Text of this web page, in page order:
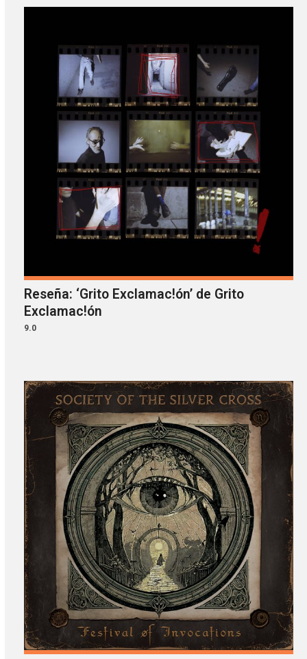
Reseña: ‘Grito Exclamac!ón’ de Grito
Exclamac!ón
9.0